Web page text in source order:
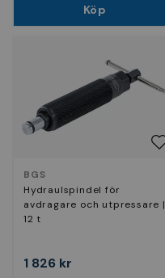
Köp
BGS
Hydraulspindel för
avdragare och utpressare |
12 t
1 826 kr